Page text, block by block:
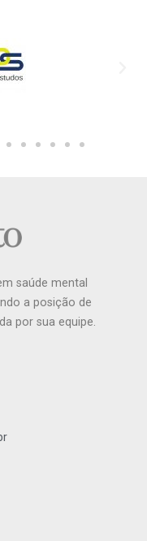
saúde mental
a posição de
por sua equipe.